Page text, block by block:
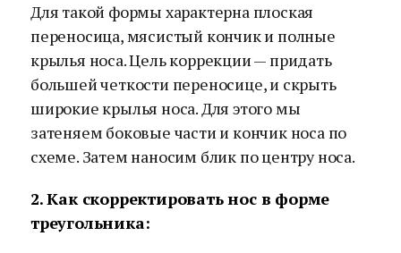
Для такой формы характерна плоская
переносица, мясистый кончик и полные
крылья носа. Цель коррекции — придать
большей четкости переносице, и скрыть
широкие крылья носа. Для этого мы
затеняем боковые части и кончик носа по
схеме. Затем наносим блик по центру носа.
2. Как скорректировать нос в форме
треугольника: